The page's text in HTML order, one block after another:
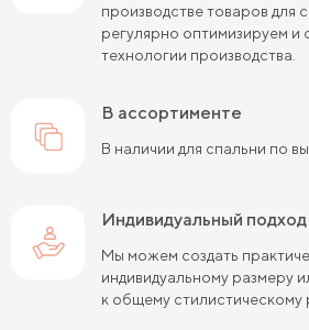
производстве товаров для
регулярно оптимизируем и
технологии производства.
в ассортименте
В наличии для спальни по
Индивидуальный подход
Мы можем создать
индивидуальному размеру
к общему